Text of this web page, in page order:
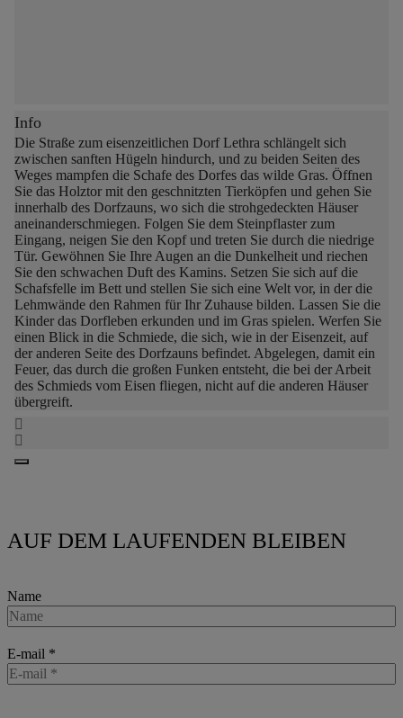
Info
Die Straße zum eisenzeitlichen Dorf Lethra schlängelt sich
zwischen sanften Hügeln hindurch, und zu beiden Seiten des
Weges mampfen die Schafe des Dorfes das wilde Gras. Öffnen
Sie das Holztor mit den geschnitzten Tierköpfen und gehen Sie
innerhalb des Dorfzauns, wo sich die strohgedeckten Häuser
aneinanderschmiegen. Folgen Sie dem Steinpflaster zum
Eingang, neigen Sie den Kopf und treten Sie durch die niedrige
Tür. Gewöhnen Sie Ihre Augen an die Dunkelheit und riechen
Sie den schwachen Duft des Kamins. Setzen Sie sich auf die
Schafsfelle im Bett und stellen Sie sich eine Welt vor, in der die
Lehmwände den Rahmen für Ihr Zuhause bilden. Lassen Sie die
Kinder das Dorfleben erkunden und im Gras spielen. Werfen Sie
einen Blick in die Schmiede, die sich, wie in der Eisenzeit, auf
der anderen Seite des Dorfzauns befindet. Abgelegen, damit ein
Feuer, das durch die großen Funken entsteht, die bei der Arbeit
des Schmieds vom Eisen fliegen, nicht auf die anderen Häuser
übergreift.
AUF DEM LAUFENDEN BLEIBEN
Name
E-mail *